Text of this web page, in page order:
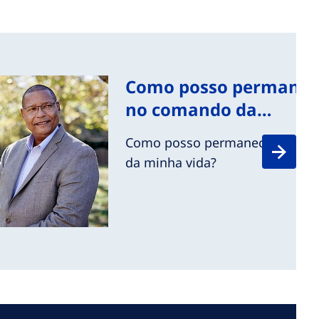
Como posso
no comando da…
Como posso permanecer no
da minha vida?